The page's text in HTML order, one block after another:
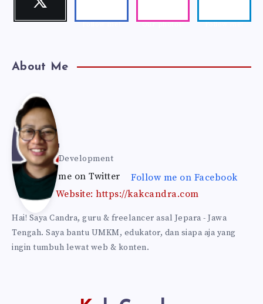
Follow me!
Follow me! Our photos! Follow me!
About Me
Kak
Can
dra
Kak Candra
Web & Self Development
Follow me on Twitter
Follow me on Facebook
Website: https://kakcandra.com
Hai! Saya Candra, guru & freelancer asal Jepara - Jawa
Tengah. Saya bantu UMKM, edukator, dan siapa aja yang
ingin tumbuh lewat web & konten.